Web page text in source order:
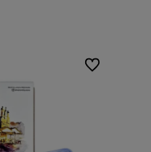
Do ulubionych